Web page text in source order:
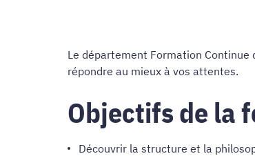
Le département Formation
répondre au mieux à vos attentes.
Objectifs de la
Découvrir la structure et la